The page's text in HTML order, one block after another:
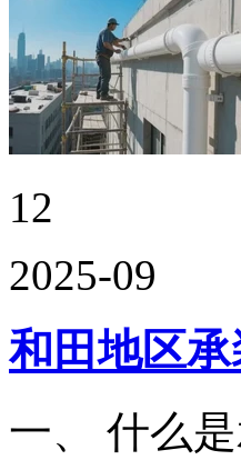
12
2025-09
和田地区
一、 什么